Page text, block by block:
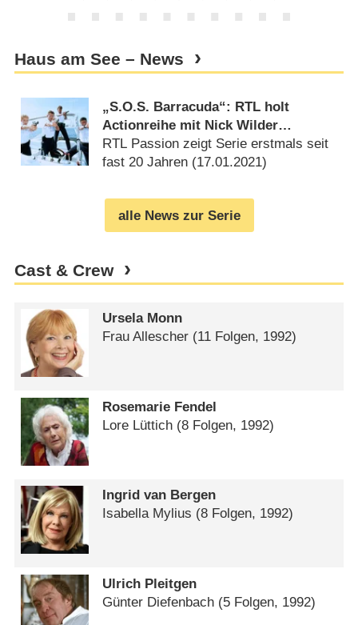
Haus am See – News
„S.O.S. Barracuda“: RTL holt
Actionreihe mit Nick Wilder
(„Traumschiff“) aus dem Archiv
RTL Passion zeigt Serie erstmals seit
fast 20 Jahren (17.01.2021)
alle News zur Serie
Cast & Crew
Ursela Monn
Frau Allescher (11 Folgen, 1992)
Rosemarie Fendel
Lore Lüttich (8 Folgen, 1992)
Ingrid van Bergen
Isabella Mylius (8 Folgen, 1992)
Ulrich Pleitgen
Günter Diefenbach (5 Folgen, 1992)